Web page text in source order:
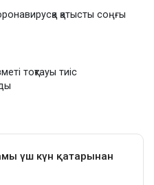
қатысты соңғы
тоқтауы тиіс